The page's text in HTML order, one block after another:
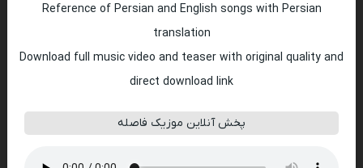
Reference of Persian and English songs with Persian
translation
Download full music video and teaser with original quality and
direct download link
پخش آنلاین موزیک فاصله